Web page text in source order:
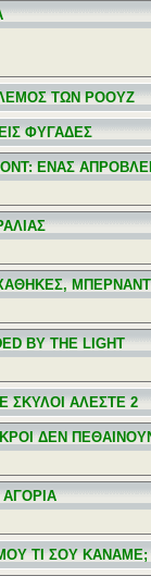
ΤΩΝ ΡΟΟΥΖ
ΦΥΓΑΔΕΣ
ΕΝΑΣ
BY THE LIGHT
ΣΚΥΛΟΙ ΑΛΕΣΤΕ 2
ΔΕΝ
ΤΙ ΣΟΥ ΚΑΝΑΜΕ;